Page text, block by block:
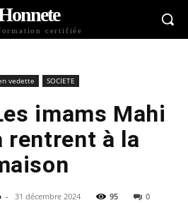
certifiée
vedette SOCIETE
imams Mahi
rentrent à la
- 31 décembre 2024 95 0